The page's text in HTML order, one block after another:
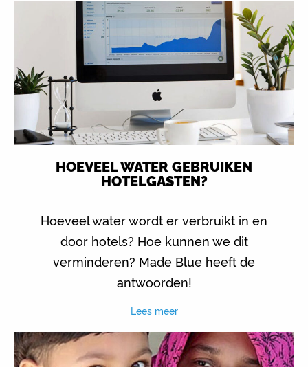
HOEVEEL WATER GEBRUIKEN
HOTELGASTEN?
Hoeveel water wordt er verbruikt in en
door hotels? Hoe kunnen we dit
verminderen? Made Blue heeft de
antwoorden!
Lees meer